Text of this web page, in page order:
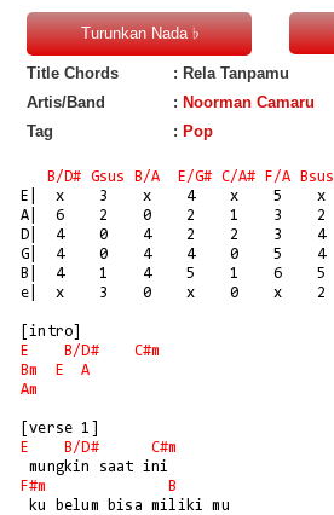
Title Chords
: Rela Tanpamu
Artis/Band
: Noorman Camaru
Tag
: Pop
B/ D# Gsus B/A E/G# C/A# F/A
Bsus
E|  x    3    x    4    x    5    x
A|  6    2    0    2    1    3    2
D|  4    0    4    2    2    3    4
G|  4    0    4    4    0    5    4
B|  4    1    4    5    1    6    5
e|  x    3    0    x    0    x    2
E
B/ D#
C#m
Bm
E
A
Am
E
B/ D#
C#m
F#m
B